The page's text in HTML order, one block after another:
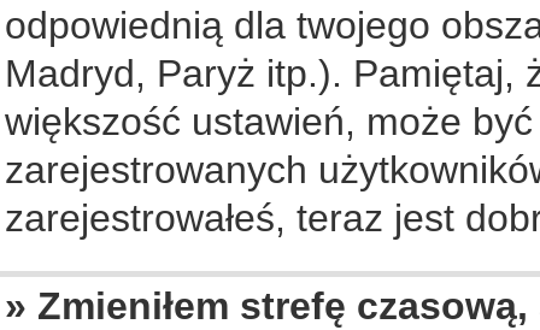
odpowiednią dla twojego
Madryd, Paryż itp.). Pamiętaj,
większość ustawień, może
zarejestrowanych
zarejestrowałeś, teraz jest
» Zmieniłem strefę